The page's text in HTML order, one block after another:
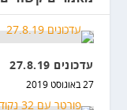
עדכונים 27.8.19
27 באוגוסט 2019